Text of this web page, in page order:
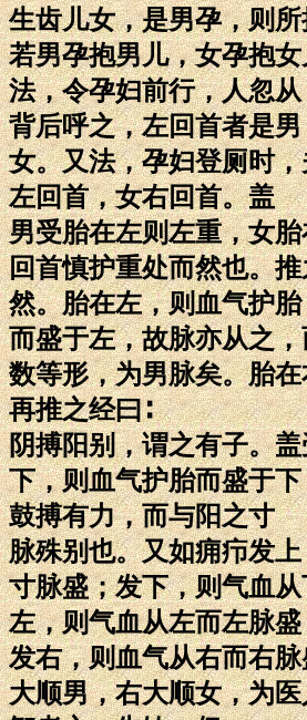
生齿儿女，是男孕，则
若男孕抱男儿，女孕抱
法，令孕妇前行，人忽从
背后呼之，左回首者是
女。又法，孕妇登厕时
左回首，女右回首。盖
男受胎在左则左重，女
回首慎护重处而然也。
然。胎在左，则血气护胎
而盛于左，故脉亦从之
数等形，为男脉矣。胎
再推之经曰∶
阴搏阳别，谓之有子。
下，则血气护胎而盛于
鼓搏有力，而与阳之寸
脉殊别也。又如痈疖发
寸脉盛；发下，则气血
左，则气血从左而左脉盛
发右，则血气从右而右
大顺男，右大顺女，为